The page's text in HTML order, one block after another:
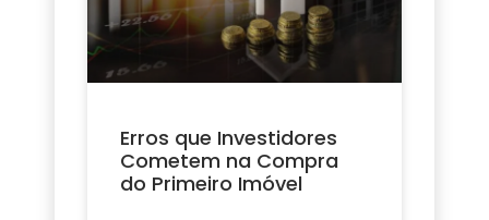
Erros que Investidores
Cometem na Compra
do Primeiro Imóvel